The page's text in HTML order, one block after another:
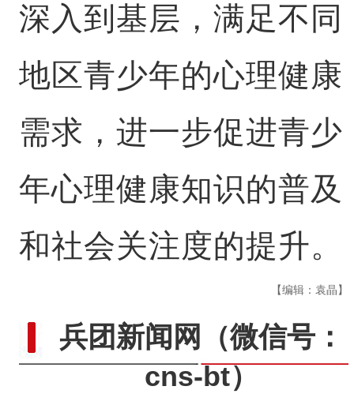
深入到基层，满足不同
地区青少年的心理健康
需求，进一步促进青少
年心理健康知识的普及
和社会关注度的提升。
【编辑：袁晶】
兵团新闻网
（微信号：
cns-bt）